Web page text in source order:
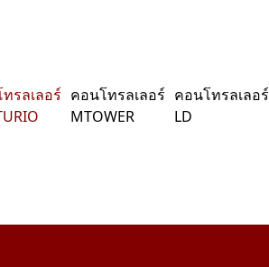
รลเลอร์ คอนโทรลเลอร์
MTOWER
คอนโทรลเลอร์
LD